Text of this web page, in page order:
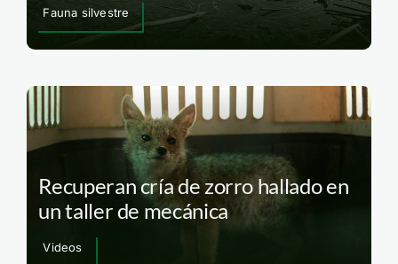
Fauna silvestre
Recuperan cría de zorro hallado en
un taller de mecánica
Videos